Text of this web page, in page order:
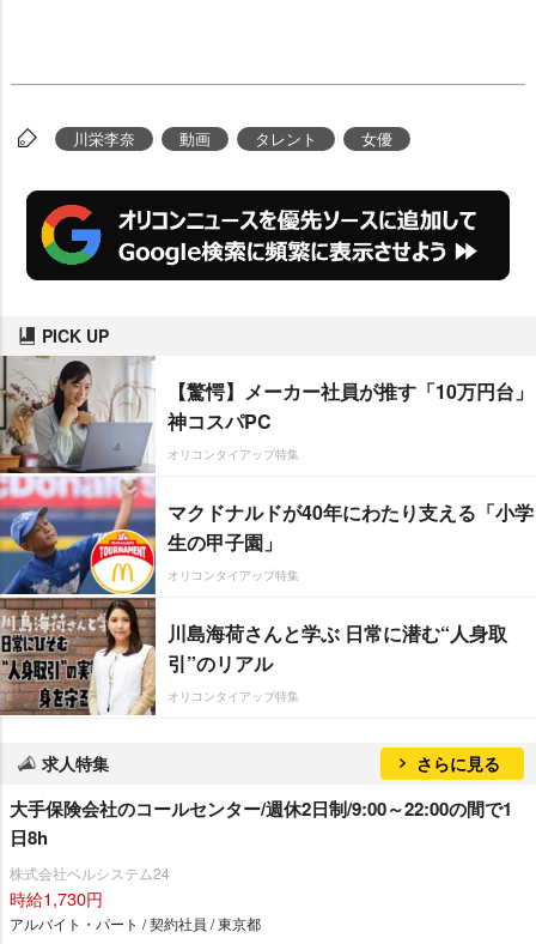
川栄李奈 動画 タレント 女優
PICK UP
【驚愕】メーカー社員が推す「10万円台」
神コスパPC
オリコンタイアップ特集
マクドナルドが40年にわたり支える「小学
生の甲子園」
オリコンタイアップ特集
川島海荷さんと学ぶ 日常に潜む“人身取
引”のリアル
オリコンタイアップ特集
求人特集 さらに見る
大手保険会社のコールセンター/週休2日制/9:00～22:00の間で1
日8h
株式会社ベルシステム24
時給1,730円
アルバイト・パート / 契約社員 / 東京都